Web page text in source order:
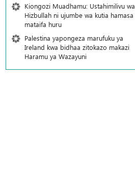
Kiongozi Muadhamu: Ustahimilivu wa
Hizbullah ni ujumbe wa kutia hamasa
mataifa huru
Palestina yapongeza marufuku ya
Ireland kwa bidhaa zitokazo makazi
Haramu ya Wazayuni